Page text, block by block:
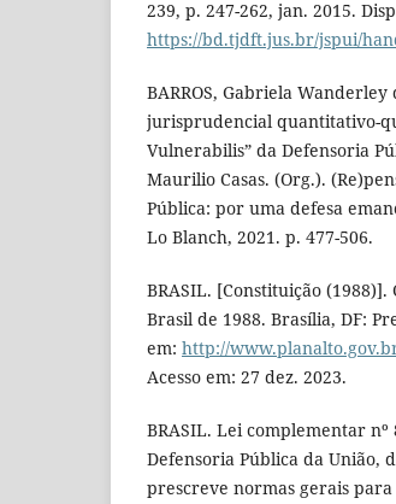
239, p. 247-262, jan. 2015.
https://bd.tjdft.jus.br/jspui/
BARROS, Gabriela
jurisprudencial quantitativo-
Vulnerabilis” da Defensoria
Maurilio Casas. (Org.).
Pública: por uma defesa
Lo Blanch, 2021. p. 477-506.
BRASIL. [Constituição
Brasil de 1988. Brasília, DF:
em: http://
Acesso em: 27 dez. 2023.
BRASIL. Lei complementar
Defensoria Pública da União,
prescreve normas gerais para